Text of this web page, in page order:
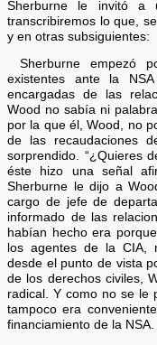
Sherburne le invitó a
transcribiremos lo que,
y en otras subsiguientes:
Sherburne empezó
existentes ante la
encargadas de las
Wood no sabía ni
por la que él, Wood, no
de las recaudaciones
sorprendido. “¿Quieres
éste hizo una señal
Sherburne le dijo a
cargo de jefe de
informado de las
habían hecho era
los agentes de la CIA,
desde el punto de vista
de los derechos civiles,
radical. Y como no se le
tampoco era
financiamiento de la NSA.